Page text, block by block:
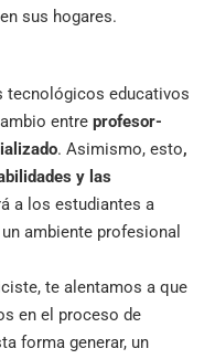
sus hogares.
tecnológicos educativos
entre profesor-
. Asimismo, esto,
y las
a los estudiantes a
ambiente profesional
te alentamos a que
en el proceso de
forma generar, un